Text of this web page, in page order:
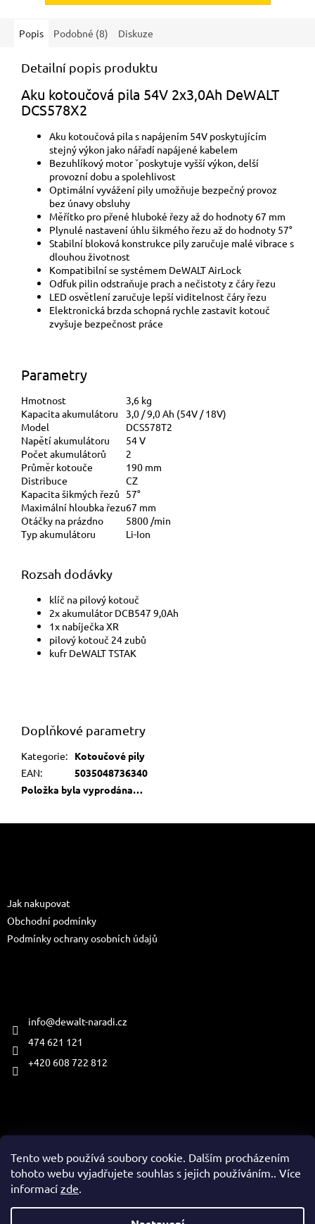
Tento web používá soubory cookie. Dalším procházením
tohoto webu vyjadřujete souhlas s jejich používáním.. Více
informací zde.
Popis Podobné (8) Diskuze
Detailní popis produktu
Aku kotoučová pila 54V 2x3,0Ah DeWALT
DCS578X2
Aku kotoučová pila s napájením 54V poskytujícím
stejný výkon jako nářadí napájené kabelem
Bezuhlíkový motor ˇposkytuje vyšší výkon, delší
provozní dobu a spolehlivost
Optimální vyvážení pily umožňuje bezpečný provoz
bez únavy obsluhy
Měřítko pro přené hluboké řezy až do hodnoty 67 mm
Plynulé nastavení úhlu šikmého řezu až do hodnoty 57°
Stabilní bloková konstrukce pily zaručuje malé vibrace s
dlouhou životnost
Kompatibilní se systémem DeWALT AirLock
Odfuk pilin odstraňuje prach a nečistoty z čáry řezu
LED osvětlení zaručuje lepší viditelnost čáry řezu
Elektronická brzda schopná rychle zastavit kotouč
zvyšuje bezpečnost práce
Parametry
Hmotnost
3,6 kg
Kapacita akumulátoru
3,0 / 9,0 Ah (54V / 18V)
Model
DCS578T2
Napětí akumulátoru
54 V
Počet akumulátorů
2
Průměr kotouče
190 mm
Distribuce
CZ
Kapacita šikmých řezů
57°
Maximální hloubka řezu67 mm
Otáčky na prázdno
5800 /min
Typ akumulátoru
Li-Ion
Rozsah dodávky
klíč na pilový kotouč
2x akumulátor DCB547 9,0Ah
1x nabíječka XR
pilový kotouč 24 zubů
kufr DeWALT TSTAK
Doplňkové parametry
Kategorie:
Kotoučové pily
EAN:
5035048736340
Položka byla vyprodána…
Jak nakupovat
Obchodní podmínky
Podmínky ochrany osobních údajů
info@dewalt-naradi.cz
474 621 121
+420 608 722 812